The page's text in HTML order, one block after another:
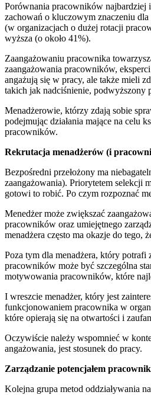
Porównania pracowników najbardziej
zachowań o kluczowym znaczeniu
(w organizacjach o dużej rotacji
wyższa (o około 41%).
Zaangażowaniu pracownika
zaangażowania pracowników,
angażują się w pracy, ale także mieli
takich jak nadciśnienie, podwyższony
Menadżerowie, którzy zdają sobie
podejmując działania mające na celu
pracowników.
Rekrutacja menadżerów (i
Bezpośredni przełożony ma
zaangażowania). Priorytetem selekcji
gotowi to robić. Po czym rozpoznać
Menedżer może zwiększać
pracowników oraz umiejętnego
menadżera często ma okazje do tego,
Poza tym dla menadżera, który
pracowników może być szczególna
motywowania pracowników, które
I wreszcie menadżer, który jest
funkcjonowaniem pracownika w
które opierają się na otwartości i
Oczywiście należy wspomnieć w
angażowania, jest stosunek do pracy.
Zarządzanie potencjałem
Kolejna grupa metod oddziaływania